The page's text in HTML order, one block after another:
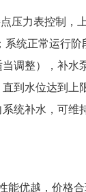
力表控制，
统正常运行
调整），补
到水位达到上
统补水，可维
优越，价格合